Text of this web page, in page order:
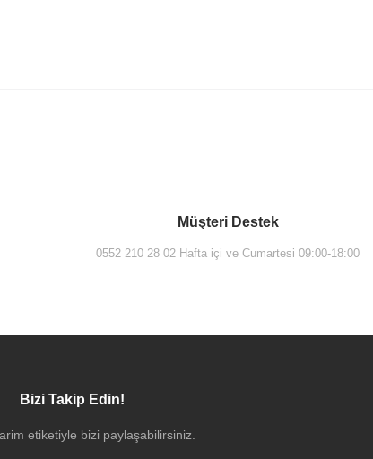
Müşteri Destek
0552 210 28 02 Hafta içi ve Cumartesi 09:00-18:00
Bizi Takip Edin!
etiketiyle bizi paylaşabilirsiniz.